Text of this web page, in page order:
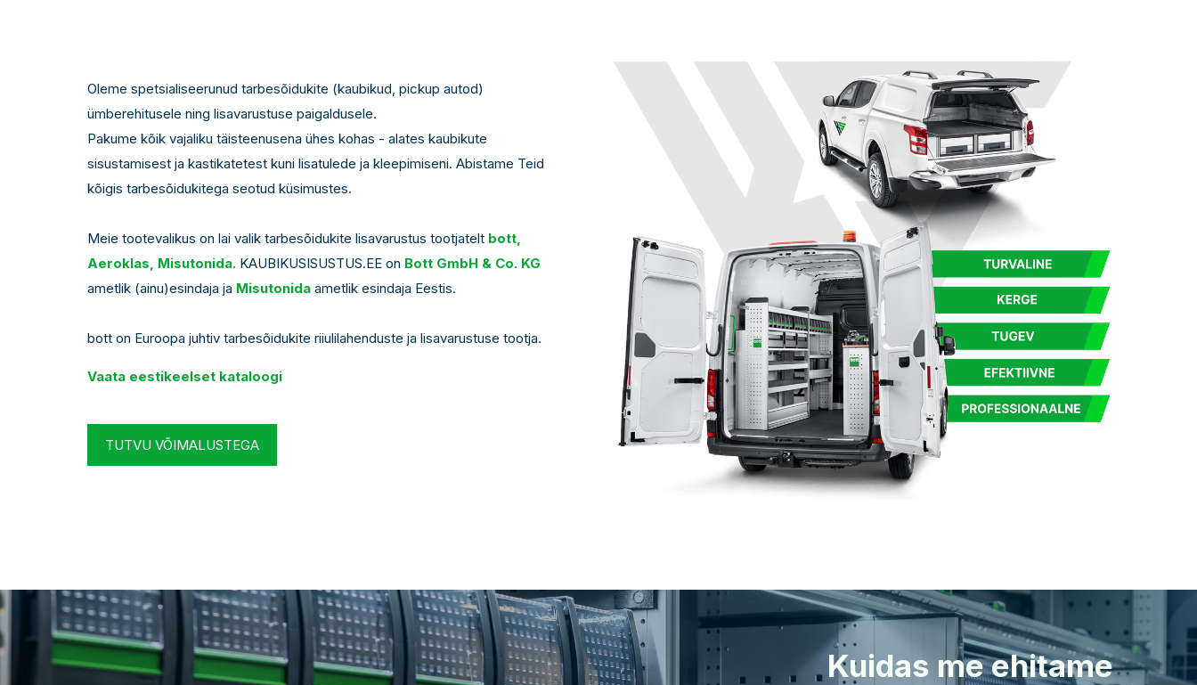
Oleme spetsialiseerunud tarbesõidukite (kaubikud, pickup autod)
ümberehitusele ning lisavarustuse paigaldusele.
Pakume kõik vajaliku täisteenusena ühes kohas - alates kaubikute
sisustamisest ja kastikatetest kuni lisatulede ja kleepimiseni. Abistame Teid
kõigis tarbesõidukitega seotud küsimustes.
Meie tootevalikus on lai valik tarbesõidukite lisavarustus tootjatelt bott,
Aeroklas, Misutonida. KAUBIKUSISUSTUS.EE on Bott GmbH & Co. KG
ametlik (ainu)esindaja ja Misutonida ametlik esindaja Eestis.
bott on Euroopa juhtiv tarbesõidukite riiulilahenduste ja lisavarustuse tootja.
Vaata eestikeelset kataloogi
TUTVU VÕIMALUSTEGA
Kuidas me ehitame